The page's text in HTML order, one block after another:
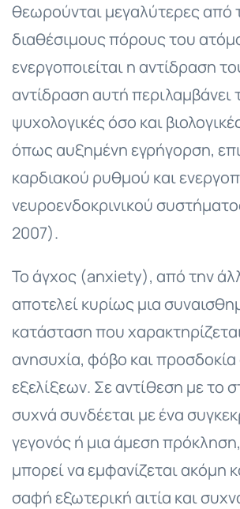
θεωρούνται μεγαλύτερες από
διαθέσιμους πόρους του
ενεργοποιείται η αντίδραση
αντίδραση αυτή περιλαμβάνει
ψυχολογικές όσο και
όπως αυξημένη εγρήγορση,
καρδιακού ρυθμού και
νευροενδοκρινικού
2007).
Το άγχος (anxiety), από την
αποτελεί κυρίως μια
κατάσταση που
ανησυχία, φόβο και
εξελίξεων. Σε αντίθεση με το
συχνά συνδέεται με ένα
γεγονός ή μια άμεση
μπορεί να εμφανίζεται ακόμη
σαφή εξωτερική αιτία και